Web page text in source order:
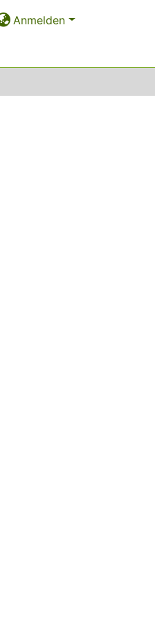
Anmelden